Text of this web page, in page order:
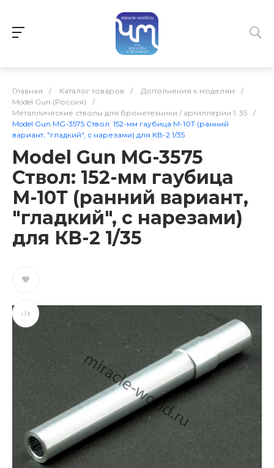
Главная / Каталог товаров / Дополнения к моделям
/
Model Gun (Россия)
/
Металлические стволы для бронетехники / артиллерии 1: 35
/
Model Gun MG-3575 Ствол: 152-мм гаубица М-10Т (ранний
вариант, "гладкий", с нарезами) для КВ-2 1/35
Model Gun MG-3575
Ствол: 152-мм гаубица
М-10Т (ранний вариант,
"гладкий", с нарезами)
для КВ-2 1/35